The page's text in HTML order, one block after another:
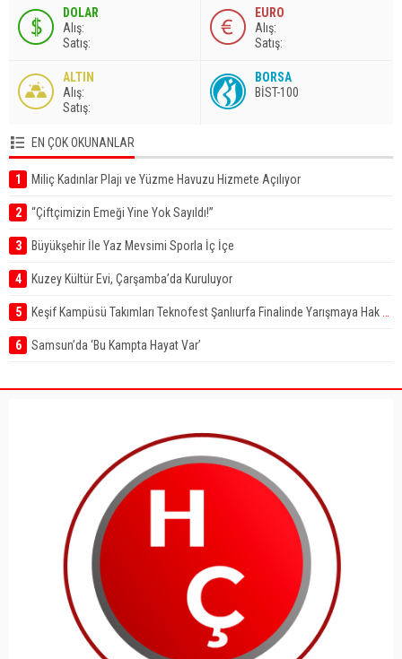
DOLAR
A lış:
Satış:
EURO
A lış:
Satış:
ALTIN
A lış:
Satış:
BORSA
BİST-100
EN ÇOK OKUNANLAR
1 Miliç Kadınlar Plajı ve Yüzme Havuzu Hizmete Açılıyor
2 “Çiftçimizin Emeği Yine Yok Sayıldı!”
3 Büyükşehir İle Yaz Mevsimi Sporla İç İçe
4 Kuzey Kültür Evi, Çarşamba’da Kuruluyor
5 Keşif Kampüsü Takımları Teknofest Şanlıurfa Finalinde Yarışmaya Hak Kazandı
6 Samsun’da ‘Bu Kampta Hayat Var’